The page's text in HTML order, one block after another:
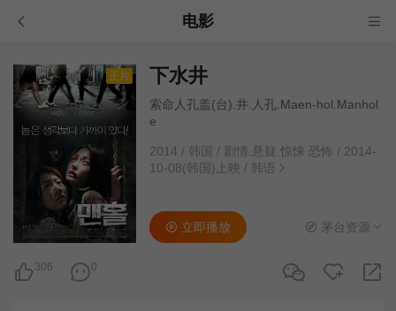
电影
正片 下水井
索命人孔盖(台).井.人孔.Maen-hol.Manhol
e
2014 / 韩国 / 剧情.悬疑.惊悚 恐怖 / 2014-
10-08(韩国)上映 / 韩语
306 0
立即播放 茅台资源